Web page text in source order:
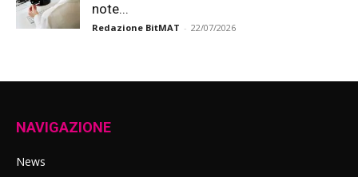
note...
Redazione BitMAT - 22/07/2026
NAVIGAZIONE
News